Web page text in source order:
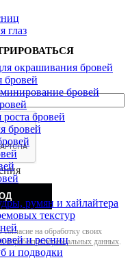
глаз
окрашивания бровей
бровей
бровей
роста бровей
бровей
румян и хайлайтера
текстур
и ресниц
и подводки
на обработку своих
обработки персональных данных.